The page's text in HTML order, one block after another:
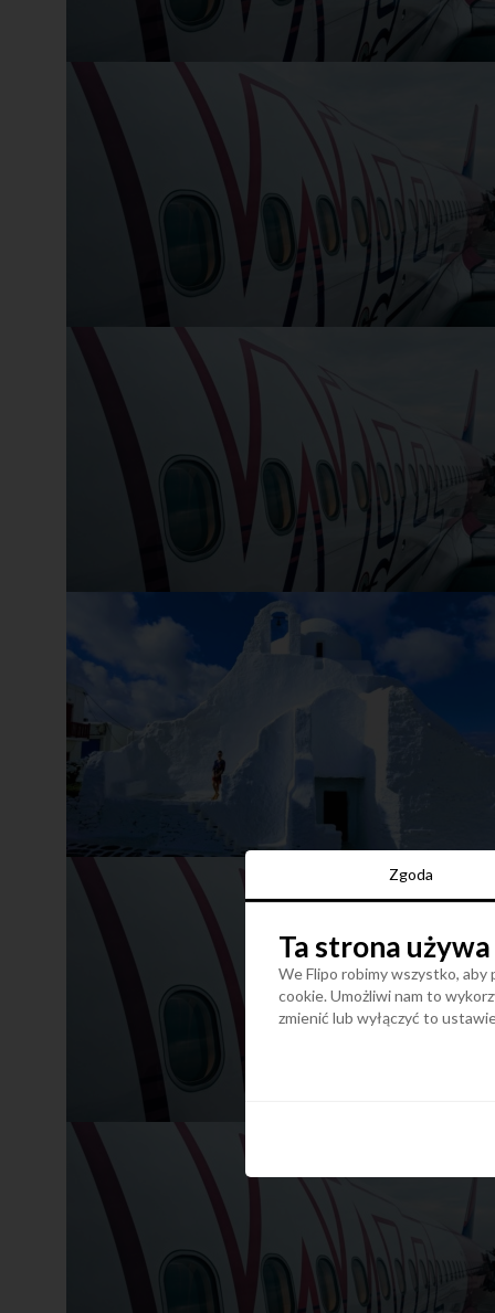
Zgoda
Ta strona
We Flipo robimy wszystko,
cookie. Umożliwi nam to
zmienić lub wyłączyć to